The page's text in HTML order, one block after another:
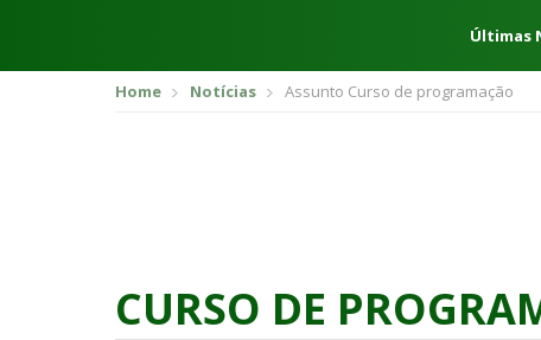
Últimas
Home Notícias Assunto Curso de programação
CURSO DE